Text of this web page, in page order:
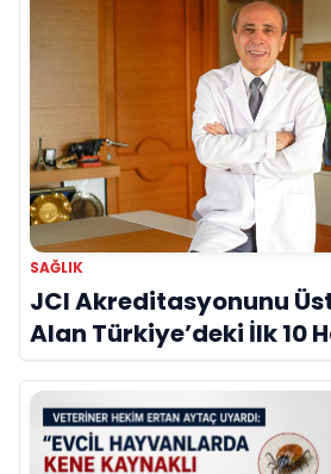
SAĞLIK
JCI Akreditasyonunu
Alan Türkiye’deki İlk 10
Biri